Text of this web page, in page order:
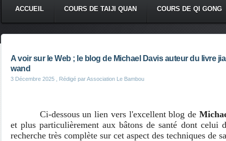
ACCUEIL COURS DE TAIJI QUAN COURS DE QI GONG
A voir sur le Web ; le blog de Michael Davis auteur du livre
wand
3 Décembre 2025 , Rédigé par Association Le Bambou
Ci-dessous un lien vers l'excellent blog de
et plus particulièrement aux bâtons de santé dont celui
recherche très complète sur cet aspect des techniques de